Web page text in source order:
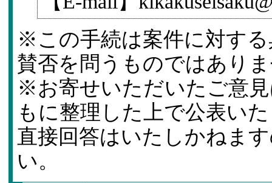
※この手続は案件に対す
賛否を問うものではあり
※お寄せいただいたご意
もに整理した上で公表い
直接回答はいたしかねま
い。